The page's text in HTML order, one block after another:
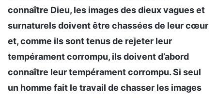
connaître Dieu, les images des dieux vagues et
surnaturels doivent être chassées de leur cœur
et, comme ils sont tenus de rejeter leur
tempérament corrompu, ils doivent d’abord
connaître leur tempérament corrompu. Si seul
un homme fait le travail de chasser les images